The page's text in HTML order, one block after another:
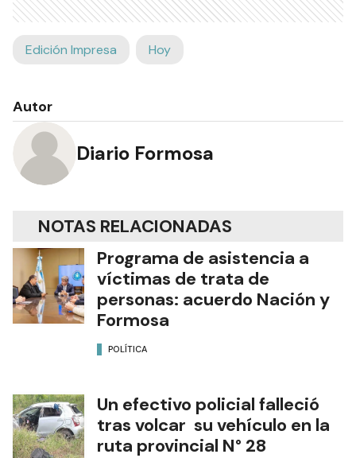
Edición Impresa Hoy
Autor
Diario Formosa
NOTAS RELACIONADAS
Programa de asistencia a
víctimas de trata de
personas: acuerdo Nación y
Formosa
POLÍTICA
Un efectivo policial falleció
tras volcar su vehículo en la
ruta provincial N° 28